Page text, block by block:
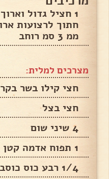
1 חציל גדול
ממ 3 סמ רוחב
מצרכים למלית:
חצי קילו בשר בקר
חצי בצל
4 שיני שום
1 תפוח אדמה קטן
1/4 רבע כוס כוסברה קצוצה